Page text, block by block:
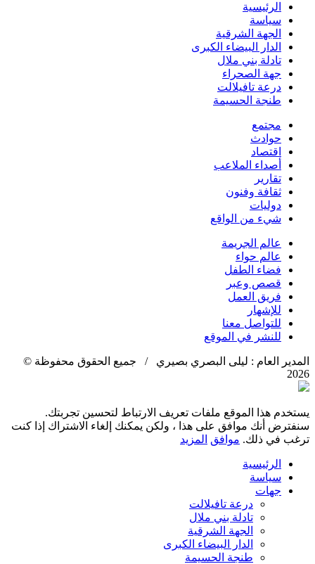
الرئيسية
سياسة
الجهة الشرقية
الدار البيضاء الكبرى
تادلة بني ملال
جهة الصحراء
درعة تافيلالت
طنجة الحسيمة
مجتمع
حوادث
اقتصاد
أصداء الملاعب
تقارير
ثقافة وفنون
دوليات
شيء من الواقع
عالم الجريمة
عالم حواء
فضاء الطفل
قصص وعبر
فريق العمل
للإشهار
للتواصل معنا
للنشر في الموقع
المدير العام : ليلى البصري بصيري / جميع الحقوق محفوظة ©
2026
يستخدم هذا الموقع ملفات تعريف الارتباط لتحسين تجربتك.
سنفترض أنك موافق على هذا ، ولكن يمكنك إلغاء الاشتراك إذا كنت
ترغب في ذلك. موافق المزيد
الرئيسية
سياسة
جهات
درعة تافيلالت
تادلة بني ملال
الجهة الشرقية
الدار البيضاء الكبرى
طنجة الحسيمة